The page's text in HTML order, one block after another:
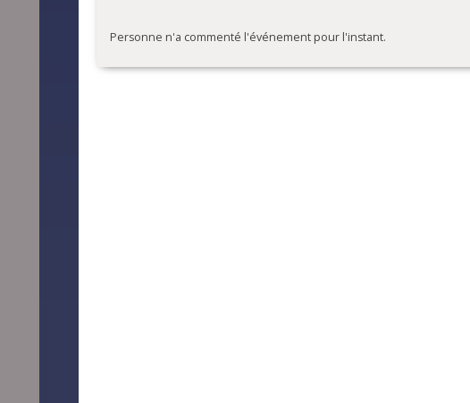
Personne n'a commenté l'événement pour l'instant.